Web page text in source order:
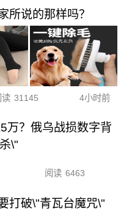
所说的那样吗？
读 31145 4小时前
万？俄乌战损数字背
\"
阅读 6463
打破\"青瓦台魔咒\"